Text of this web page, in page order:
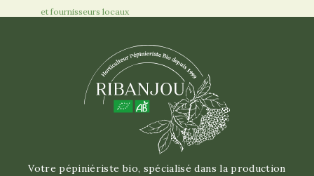
et fournisseurs locaux
Votre pépiniériste bio, spécialisé dans la production